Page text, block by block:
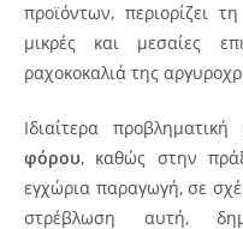
προϊόντων, περιορίζει
μικρές και μεσαίες
ραχοκοκαλιά της
Ιδιαίτερα
φόρου, καθώς στην
εγχώρια παραγωγή, σε
στρέβλωση αυτή,